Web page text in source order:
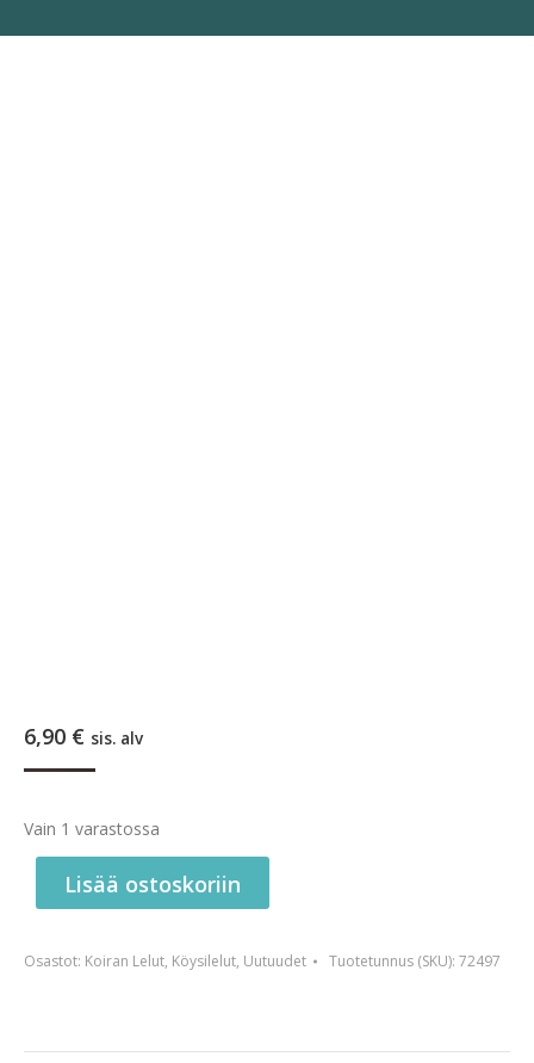
6,90 € sis. alv
Vain 1 varastossa
Lisää ostoskoriin
Osastot: Koiran Lelut, Köysilelut, Uutuudet Tuotetunnus (SKU): 72497